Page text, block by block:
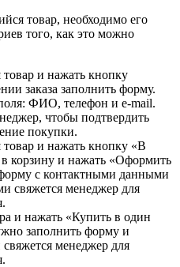
товар, необходимо его
того, как это можно
и нажать кнопку
заказа заполнить форму.
ФИО, телефон и e-mail.
чтобы подтвердить
покупки.
и нажать кнопку «В
корзину и нажать «Оформить
с контактными данными
свяжется менеджер для
и нажать «Купить в один
заполнить форму и
менеджер для